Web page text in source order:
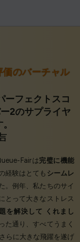
価のバーチャル
ーフェクトスコ
2のサプライヤ
Fairは完璧に機能
経験はとても シームレ
。例年、私たちのサイ
とって大きなストレス
を解決して
くれまし
た通り、すべてうまく
らに大きな飛躍を遂げ